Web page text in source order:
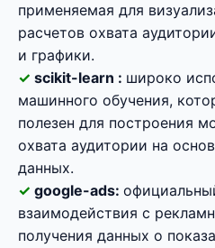
применяемая для
расчетов охвата
и графики.
scikit-learn : широко
машинного обучения,
полезен для построения
охвата аудитории на
данных.
google-ads:
взаимодействия с
получения данных о